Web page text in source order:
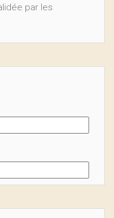
par les